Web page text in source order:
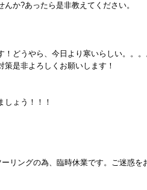
か?あったら是非教えてください。
どうやら、今日より寒いらしい。。。
策是非よろしくお願いします！
しょう！！！
リングの為、臨時休業です。ご迷惑を